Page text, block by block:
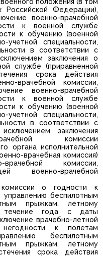
Российской Федерации),
военно-врачебной
к военной службе
к обучению (военной
специальности,
в соответствии с
заключения о
службе (приравненной
срока действия
врачебной комиссии,
военно-врачебной
к военной службе
к обучению (военной
специальности,
в соответствии с
заключения
комиссии
органа исполнительной
врачебная комиссия)
комиссии,
военно-врачебной
комиссии о годности к
управлению беспилотным
прыжкам, летному
течение года с даты
врачебно-летной
к полетам
беспилотным
прыжкам, летному
срока действия